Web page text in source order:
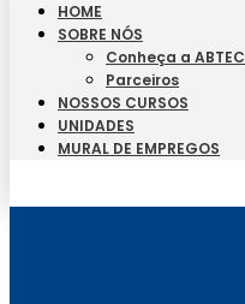
HOME
SOBRE NÓS
Conheça a ABTEC
Parceiros
NOSSOS CURSOS
UNIDADES
MURAL DE EMPREGOS